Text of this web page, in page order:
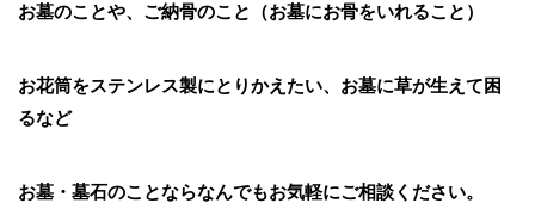
お墓のことや、ご納骨のこと（お墓にお骨をいれること）
お花筒をステンレス製にとりかえたい、お墓に草が生えて困
るなど
お墓・墓石のことならなんでもお気軽にご相談ください。